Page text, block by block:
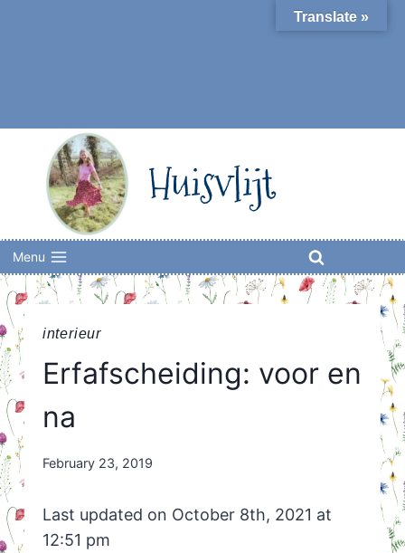
Huisvlijt
Menu
interieur
Erfafscheiding: voor en
na
By
February 23, 2019
Last updated on October 8th, 2021 at
12:51 pm
Translate »